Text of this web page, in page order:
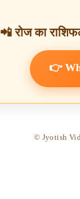
📲 रोज का
👉
© Jyotish